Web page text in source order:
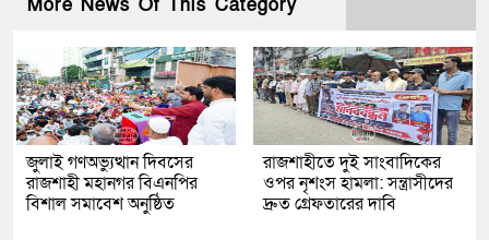
More News Of This Category
জুলাই গণঅভ্যুত্থান দিবসের
রাজশাহী মহানগর বিএনপির
বিশাল সমাবেশ অনুষ্ঠিত
রাজশাহীতে দুই সাংবাদিকের
ওপর নৃশংস হামলা: সন্ত্রাসীদের
দ্রুত গ্রেফতারের দাবি